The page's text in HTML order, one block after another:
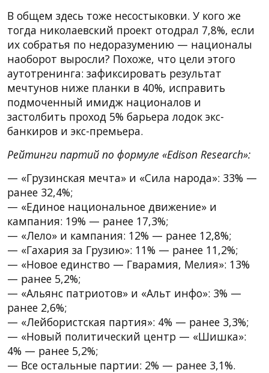
В общем здесь тоже несостыковки. У кого же
тогда николаевский проект отодрал 7,8%, если
их собратья по недоразумению — националы
наоборот выросли? Похоже, что цели этого
аутотренинга: зафиксировать результат
мечтунов ниже планки в 40%, исправить
подмоченный имидж националов и
застолбить проход 5% барьера лодок экс-
банкиров и экс-премьера.
Рейтинги партий по формуле «Edison Research»:
— «Грузинская мечта» и «Сила народа»: 33% —
ранее 32,4%;
— «Единое национальное движение» и
кампания: 19% — ранее 17,3%;
— «Лело» и кампания: 12% — ранее 12,8%;
— «Гахария за Грузию»: 11% — ранее 11,2%;
— «Новое единство — Гварамия, Мелия»: 13%
— ранее 5,2%;
— «Альянс патриотов» и «Альт инфо»: 3% —
ранее 2,6%;
— «Лейбористская партия»: 4% — ранее 3,3%;
— «Новый политический центр — «Шишка»:
4% — ранее 5,2%;
— Все остальные партии: 2% — ранее 3,1%.